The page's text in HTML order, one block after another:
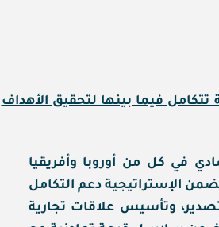
تتكامل فيما بينها لتحقيق الأهداف
في كل من أوروبا وأفريقيا
الإستراتيجية دعم التكامل
وتأسيس علاقات تجارية